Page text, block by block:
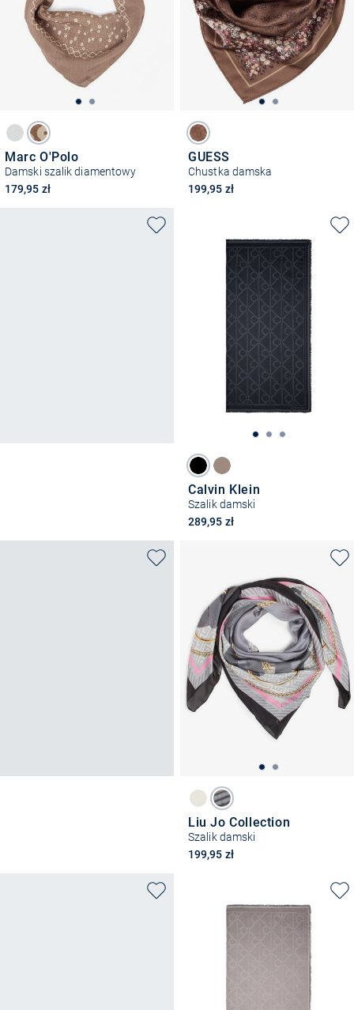
Marc O'Polo
Damski szalik diamentowy
179,95 zł
GUESS
Chustka damska
199,95 zł
Calvin Klein
Szalik damski
289,95 zł
Liu Jo Collection
Szalik damski
199,95 zł